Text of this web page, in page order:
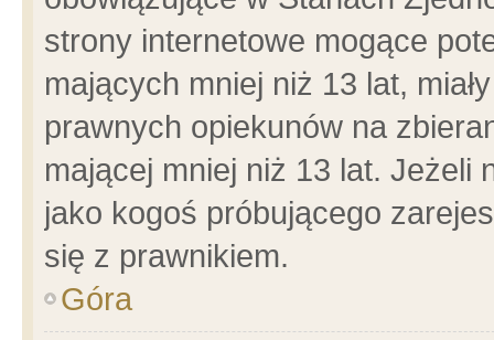
strony internetowe mogące
mających mniej niż 13 lat,
prawnych opiekunów na
mającej mniej niż 13 lat. Jeżeli
jako kogoś próbującego
się z prawnikiem.
Góra